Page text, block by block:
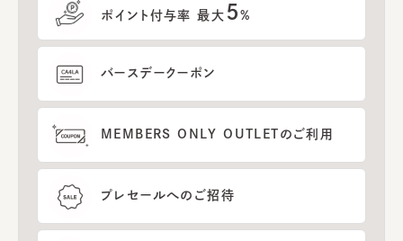
ポイント付与率 最大 5%
バースデークーポン
MEMBERS ONLY OUTLETのご利用
プレセールへのご招待